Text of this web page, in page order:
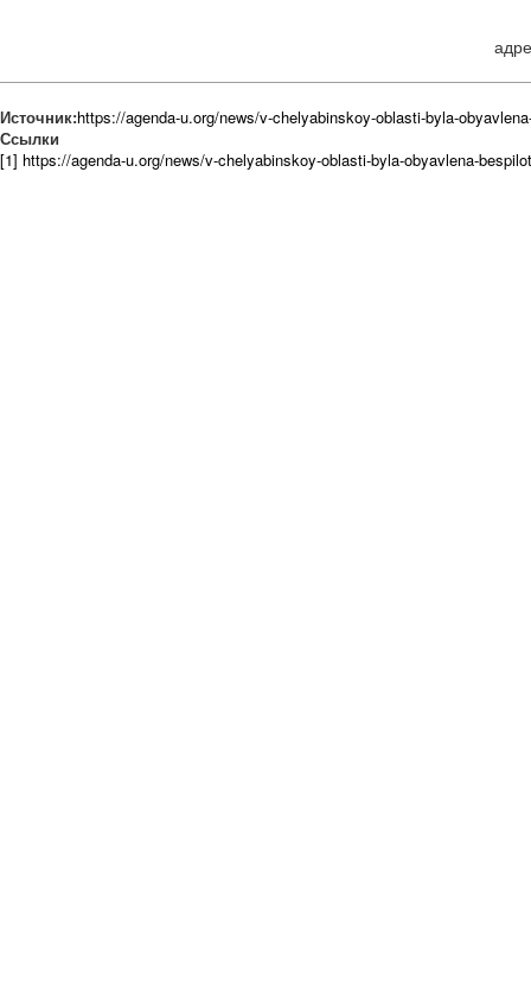
Источник:https://agenda-u.org/news/v-chelyabinskoy-oblasti-byla-
Ссылки
[1] https://agenda-u.org/news/v-chelyabinskoy-oblasti-byla-obyavlena-